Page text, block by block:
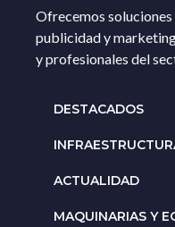
Ofrecemos
publicidad y
y profesionales del
DESTACADOS
ACTUALIDAD
MAQUINARIAS Y